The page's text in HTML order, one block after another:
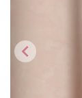
chevron_left